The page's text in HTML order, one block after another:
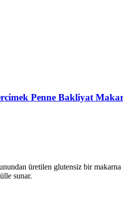
Penne Bakliyat
üretilen glutensiz bir
sunar.